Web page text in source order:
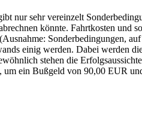
nur sehr vereinzelt
könnte. Fahrtkosten und
Sonderbedingungen,
einig werden. Dabei werden
stehen die
ein Bußgeld von 90,00 EUR